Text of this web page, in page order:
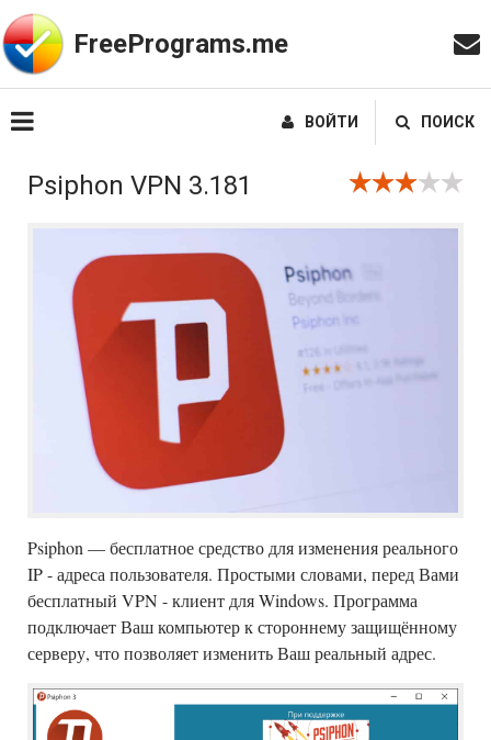
FreePrograms.me
ВОЙТИ ПОИСК
Psiphon VPN 3.181
Psiphon — бесплатное средство для изменения реального
IP - адреса пользователя. Простыми словами, перед Вами
бесплатный VPN - клиент для Windows. Программа
подключает Ваш компьютер к стороннему защищённому
серверу, что позволяет изменить Ваш реальный адрес.